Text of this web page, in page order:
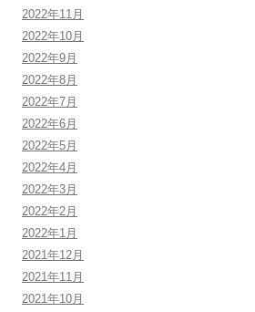
2022年11月
2022年10月
2022年9月
2022年8月
2022年7月
2022年6月
2022年5月
2022年4月
2022年3月
2022年2月
2022年1月
2021年12月
2021年11月
2021年10月